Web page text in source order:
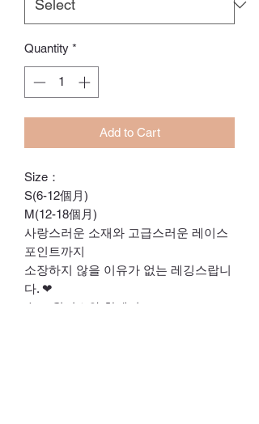
Quantity *
Add to Cart
Size：
S(6-12個月)
M(12-18個月)
사랑스러운 소재와 고급스러운 레이스
포인트까지
소장하지 않을 이유가 없는 레깅스랍니
다. ❤
슈트,원피스와 함께여도